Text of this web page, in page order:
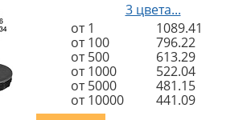
3 цвета...
от 1
1089.41
от 100
796.22
от 500
613.29
от 1000
522.04
от 5000
481.15
от 10000
441.09